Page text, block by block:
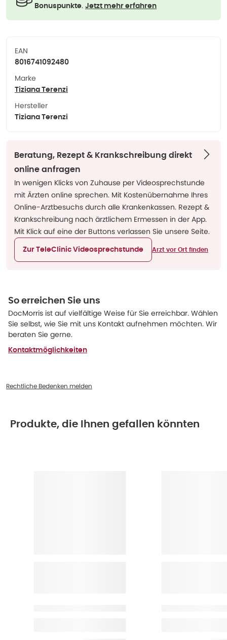
Bonuspunkte. Jetzt mehr erfahren
EAN
8016741092480
Marke
Tiziana Terenzi
Hersteller
Tiziana Terenzi
Beratung, Rezept & Krankschreibung direkt
online anfragen
In wenigen Klicks von Zuhause per Videosprechstunde
mit Ärzten online sprechen. Mit Kostenübernahme Ihres
Online-Arztbesuchs durch alle Krankenkassen. Rezept &
Krankschreibung nach ärztlichem Ermessen in der App.
Mit Klick auf eine der Buttons verlassen Sie unsere Seite.
Zur TeleClinic Videosprechstunde Arzt vor Ort finden
So erreichen Sie uns
DocMorris ist auf vielfältige Weise für Sie erreichbar. Wählen
Sie selbst, wie Sie mit uns Kontakt aufnehmen möchten. Wir
beraten Sie gerne.
Kontaktmöglichkeiten
Rechtliche Bedenken melden
Produkte, die Ihnen gefallen könnten